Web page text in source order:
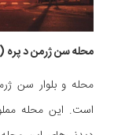
محله سن ژرمن د پره (Saint-Germain-des-Prés)
محله و بلوار سن
است. این محله